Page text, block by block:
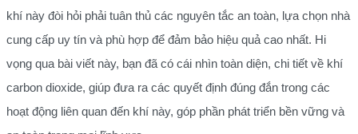
khí này đòi hỏi phải tuân thủ các nguyên tắc an toàn, lựa chọn nhà
cung cấp uy tín và phù hợp để đảm bảo hiệu quả cao nhất. Hi
vọng qua bài viết này, bạn đã có cái nhìn toàn diện, chi tiết về khí
carbon dioxide, giúp đưa ra các quyết định đúng đắn trong các
hoạt động liên quan đến khí này, góp phần phát triển bền vững và